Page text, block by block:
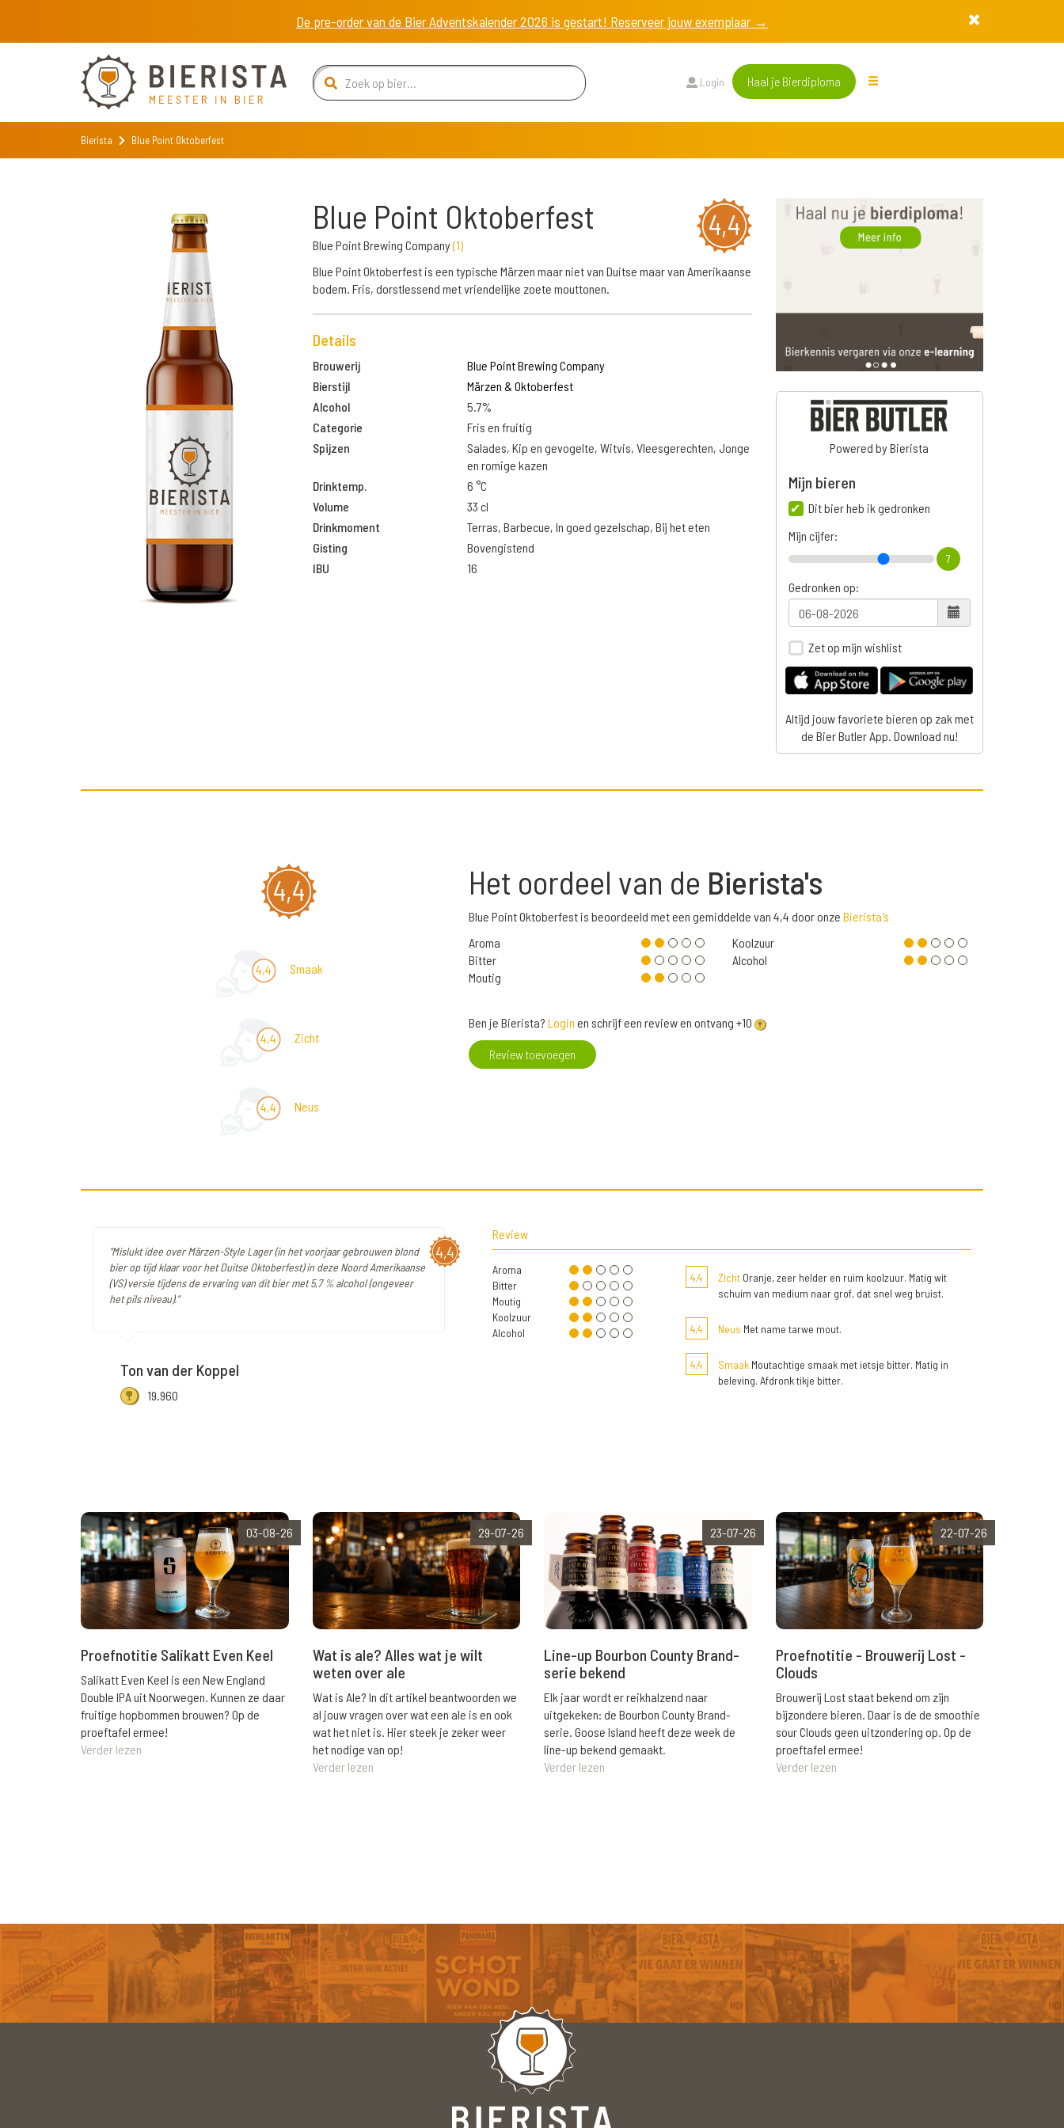
De pre-order van de Bier Adventskalender 2026 is gestart! Reserveer jouw exemplaar →
Login Haal je Bierdiploma
Bierista Blue Point Oktoberfest
4,4
Blue Point Oktoberfest
Blue Point Brewing Company(1)
Blue Point Oktoberfest is een typische Märzen maar niet van Duitse maar van Amerikaanse
bodem. Fris, dorstlessend met vriendelijke zoete mouttonen.
Details
Brouwerij
Blue Point Brewing Company
Bierstijl
Märzen & Oktoberfest
Alcohol
5.7%
Categorie
Fris en fruitig
Spijzen
Salades, Kip en gevogelte, Witvis, Vleesgerechten, Jonge
en romige kazen
Drinktemp.
6 °C
Volume
33 cl
Drinkmoment
Terras, Barbecue, In goed gezelschap, Bij het eten
Gisting
Bovengistend
IBU
16
Powered by Bierista
Mijn bieren
Dit bier heb ik gedronken
Mijn cijfer:
7
Gedronken op:
Zet op mijn wishlist
Altijd jouw favoriete bieren op zak met
de Bier Butler App. Download nu!
4,4
4,4 Smaak
4,4 Zicht
4,4 Neus
Het oordeel van de Bierista's
Blue Point Oktoberfest is beoordeeld met een gemiddelde van 4,4 door onze Bierista's
Aroma
Bitter
Moutig
Koolzuur
Alcohol
Ben je Bierista? Login en schrijf een review en ontvang +10
Review toevoegen
4,4
"Mislukt idee over Märzen-Style Lager (in het voorjaar gebrouwen blond
bier op tijd klaar voor het Duitse Oktoberfest) in deze Noord Amerikaanse
(VS) versie tijdens de ervaring van dit bier met 5,7 % alcohol (ongeveer
het pils niveau)."
Ton van der Koppel
19.960
Review
Aroma
Bitter
Moutig
Koolzuur
Alcohol
4,4 ZichtOranje, zeer helder en ruim koolzuur. Matig wit
schuim van medium naar grof, dat snel weg bruist.
4,4 Neus Met name tarwe mout.
4,4 SmaakMoutachtige smaak met ietsje bitter. Matig in
beleving. Afdronk tikje bitter.
03-08-26
Proefnotitie Salikatt Even Keel
Salikatt Even Keel is een New England
Double IPA uit Noorwegen. Kunnen ze daar
fruitige hopbommen brouwen? Op de
proeftafel ermee!
Verder lezen
29-07-26
Wat is ale? Alles wat je wilt
weten over ale
Wat is Ale? In dit artikel beantwoorden we
al jouw vragen over wat een ale is en ook
wat het niet is. Hier steek je zeker weer
het nodige van op!
Verder lezen
23-07-26
Line-up Bourbon County Brand-
serie bekend
Elk jaar wordt er reikhalzend naar
uitgekeken: de Bourbon County Brand-
serie. Goose Island heeft deze week de
line-up bekend gemaakt.
Verder lezen
22-07-26
Proefnotitie - Brouwerij Lost -
Clouds
Brouwerij Lost staat bekend om zijn
bijzondere bieren. Daar is de de smoothie
sour Clouds geen uitzondering op. Op de
proeftafel ermee!
Verder lezen